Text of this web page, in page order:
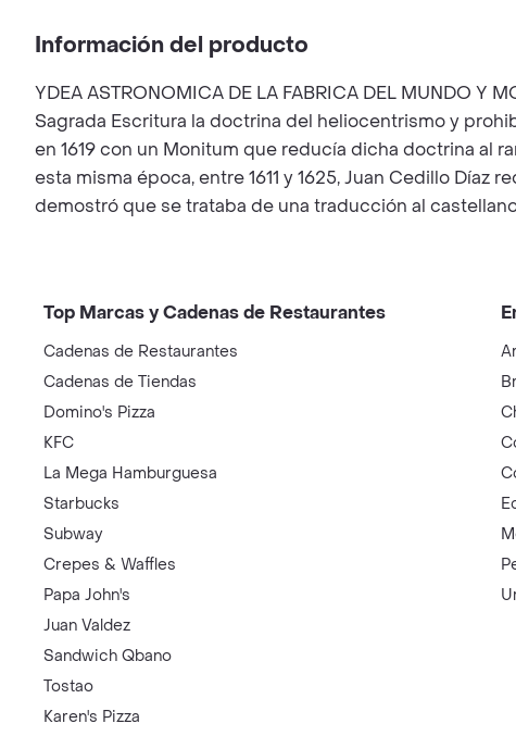
Información del producto
YDEA ASTRONOMICA DE LA FABRICA DEL MUNDO Y
Sagrada Escritura la doctrina del heliocentrismo y
en 1619 con un Monitum que reducía dicha doctrina al
esta misma época, entre 1611 y 1625, Juan Cedillo
demostró que se trataba de una traducción al
Top Marcas y Cadenas de Restaurantes
Cadenas de Restaurantes
Cadenas de Tiendas
Domino's Pizza
KFC
La Mega Hamburguesa
Starbucks
Subway
Crepes & Waffles
Papa John's
Juan Valdez
Sandwich Qbano
Tostao
Karen's Pizza